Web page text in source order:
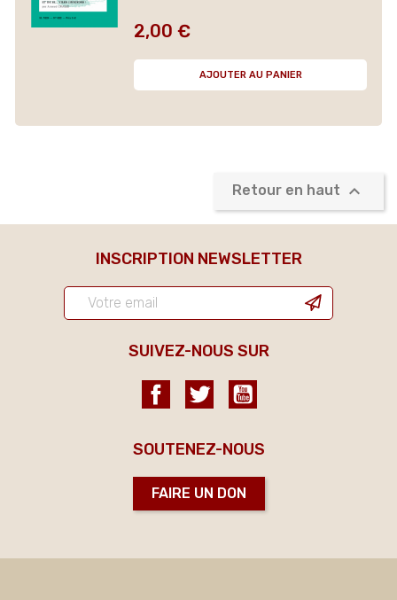
Prix
2,00 €
AJOUTER AU PANIER
Retour en haut 
INSCRIPTION NEWSLETTER
SUIVEZ-NOUS SUR
FacebookTwitter
SOUTENEZ-NOUS
FAIRE UN DON